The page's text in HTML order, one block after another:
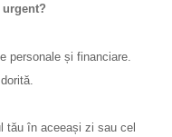
personale și financiare.
tău în aceeași zi sau cel